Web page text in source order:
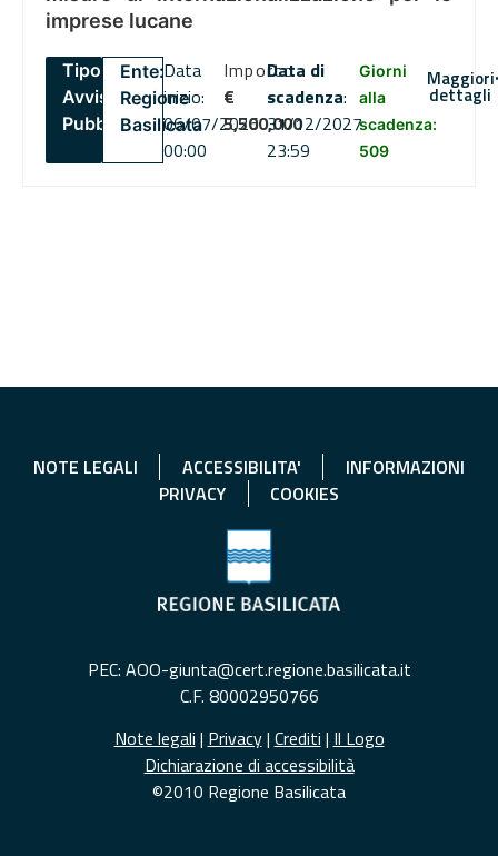
imprese lucane
Tipo:
Avviso
Pubblico
Ente:
Regione
Basilicata
Data
inizio:
06/07/2026
00:00
Importo
€
5,500,000
Data di
scadenza:
31/12/2027
23:59
Giorni
alla
scadenza:
509
Maggiori
dettagli
NOTE LEGALI ACCESSIBILITA'
INFORMAZIONI
PRIVACY
COOKIES
PEC: AOO-giunta@cert.regione.basilicata.it
C.F. 80002950766
Note legali | Privacy| Crediti | Il Logo
Dichiarazione di accessibilità
©2010 Regione Basilicata